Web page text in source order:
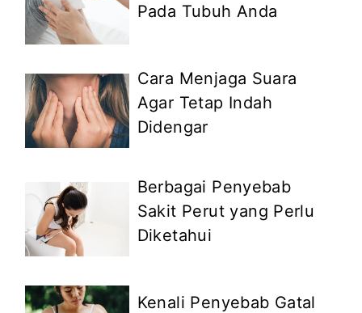
Pada Tubuh Anda
Cara Menjaga Suara
Agar Tetap Indah
Didengar
Berbagai Penyebab
Sakit Perut yang Perlu
Diketahui
Kenali Penyebab Gatal